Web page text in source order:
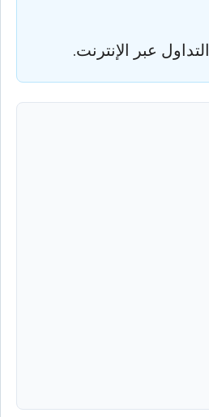
عبر الإنترنت.